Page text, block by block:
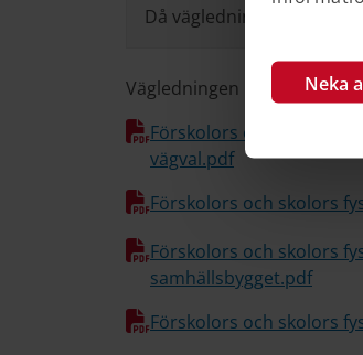
Neka
Då vägledningen inte
Vägledningen består av sex
Förskolors och skolors
vägval.pdf
Förskolors och skolors
Förskolors och skolors
samhällsbygget.pdf
Förskolors och skolors